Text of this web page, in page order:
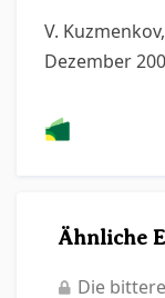
V.
Dezember
Ähnliche
Die